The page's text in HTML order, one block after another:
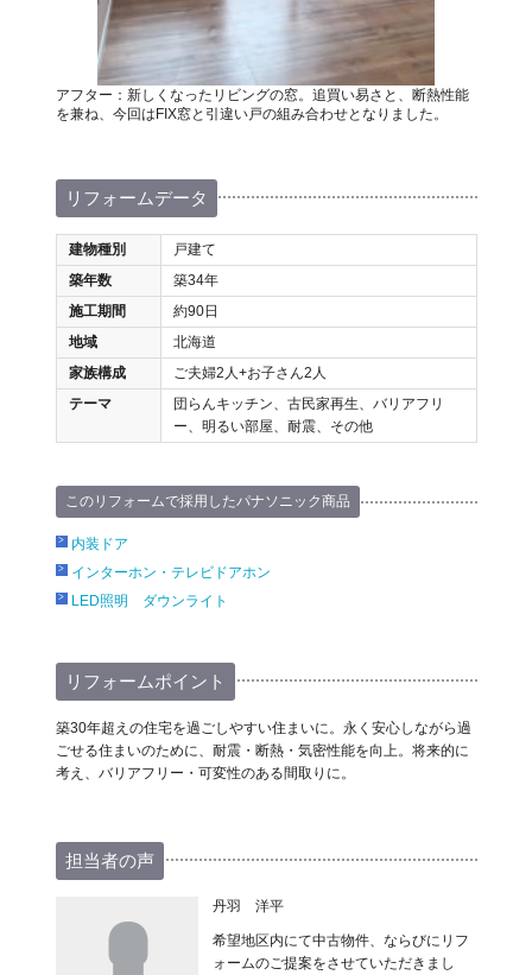
アフター：新しくなったリビングの窓。追買い易さと、断熱性能
を兼ね、今回はFIX窓と引違い戸の組み合わせとなりました。
リフォームデータ
建物種別
戸建て
築年数
築34年
施工期間
約90日
地域
北海道
家族構成
ご夫婦2人+お子さん2人
テーマ
団らんキッチン、古民家再生、バリアフリ
ー、明るい部屋、耐震、その他
このリフォームで採用したパナソニック商品
内装ドア
インターホン・テレビドアホン
LED照明 ダウンライト
リフォームポイント
築30年超えの住宅を過ごしやすい住まいに。永く安心しながら過
ごせる住まいのために、耐震・断熱・気密性能を向上。将来的に
考え、バリアフリー・可変性のある間取りに。
担当者の声
丹羽 洋平
希望地区内にて中古物件、ならびにリフ
ォームのご提案をさせていただきまし